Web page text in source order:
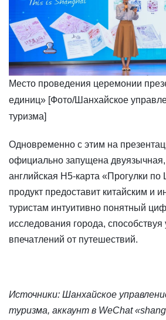
Место проведения церемонии
единиц» [Фото/Шанхайское
туризма]
​Одновременно с этим на
официально запущена двуязычная,
английская H5-карта «Прогулки
продукт предоставит китайским и
туристам интуитивно понятный
исследования города,
впечатлений от путешествий.
Источники: Шанхайское
туризма, аккаунт в WeChat